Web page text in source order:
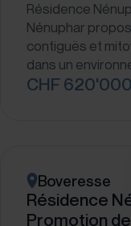
Résidence
Nénuphar
contiguës et
dans un
CHF 620'000
Boveresse
Résidence
Promotion de